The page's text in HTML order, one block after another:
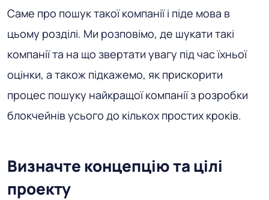
Саме про пошук такої компанії і піде мова в
цьому розділі. Ми розповімо, де шукати такі
компанії та на що звертати увагу під час їхньої
оцінки, а також підкажемо, як прискорити
процес пошуку найкращої компанії з розробки
блокчейнів усього до кількох простих кроків.
Визначте концепцію та цілі
проекту